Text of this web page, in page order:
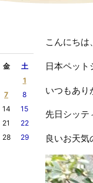
こんにちは、
日本ペット
いつもあり
先日シッテ
良いお天気
金 土
1
7
8
14
15
21
22
28
29